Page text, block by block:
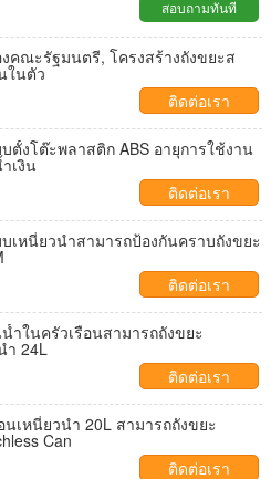
สอบถามทันที
คณะรัฐมนตรี, โครงสร้างถังขยะส
ในตัว
ติดต่อเรา
ตั้งโต๊ะพลาสติก ABS อายุการใช้งาน
เงิน
ติดต่อเรา
เหนี่ยวนำสามารถป้องกันคราบถังขยะ
ติดต่อเรา
ำในครัวเรือนสามารถถังขยะ
ำ 24L
ติดต่อเรา
นเหนี่ยวนำ 20L สามารถถังขยะ
Can
ติดต่อเรา